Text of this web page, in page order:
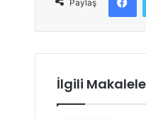
Paylaş
İlgili